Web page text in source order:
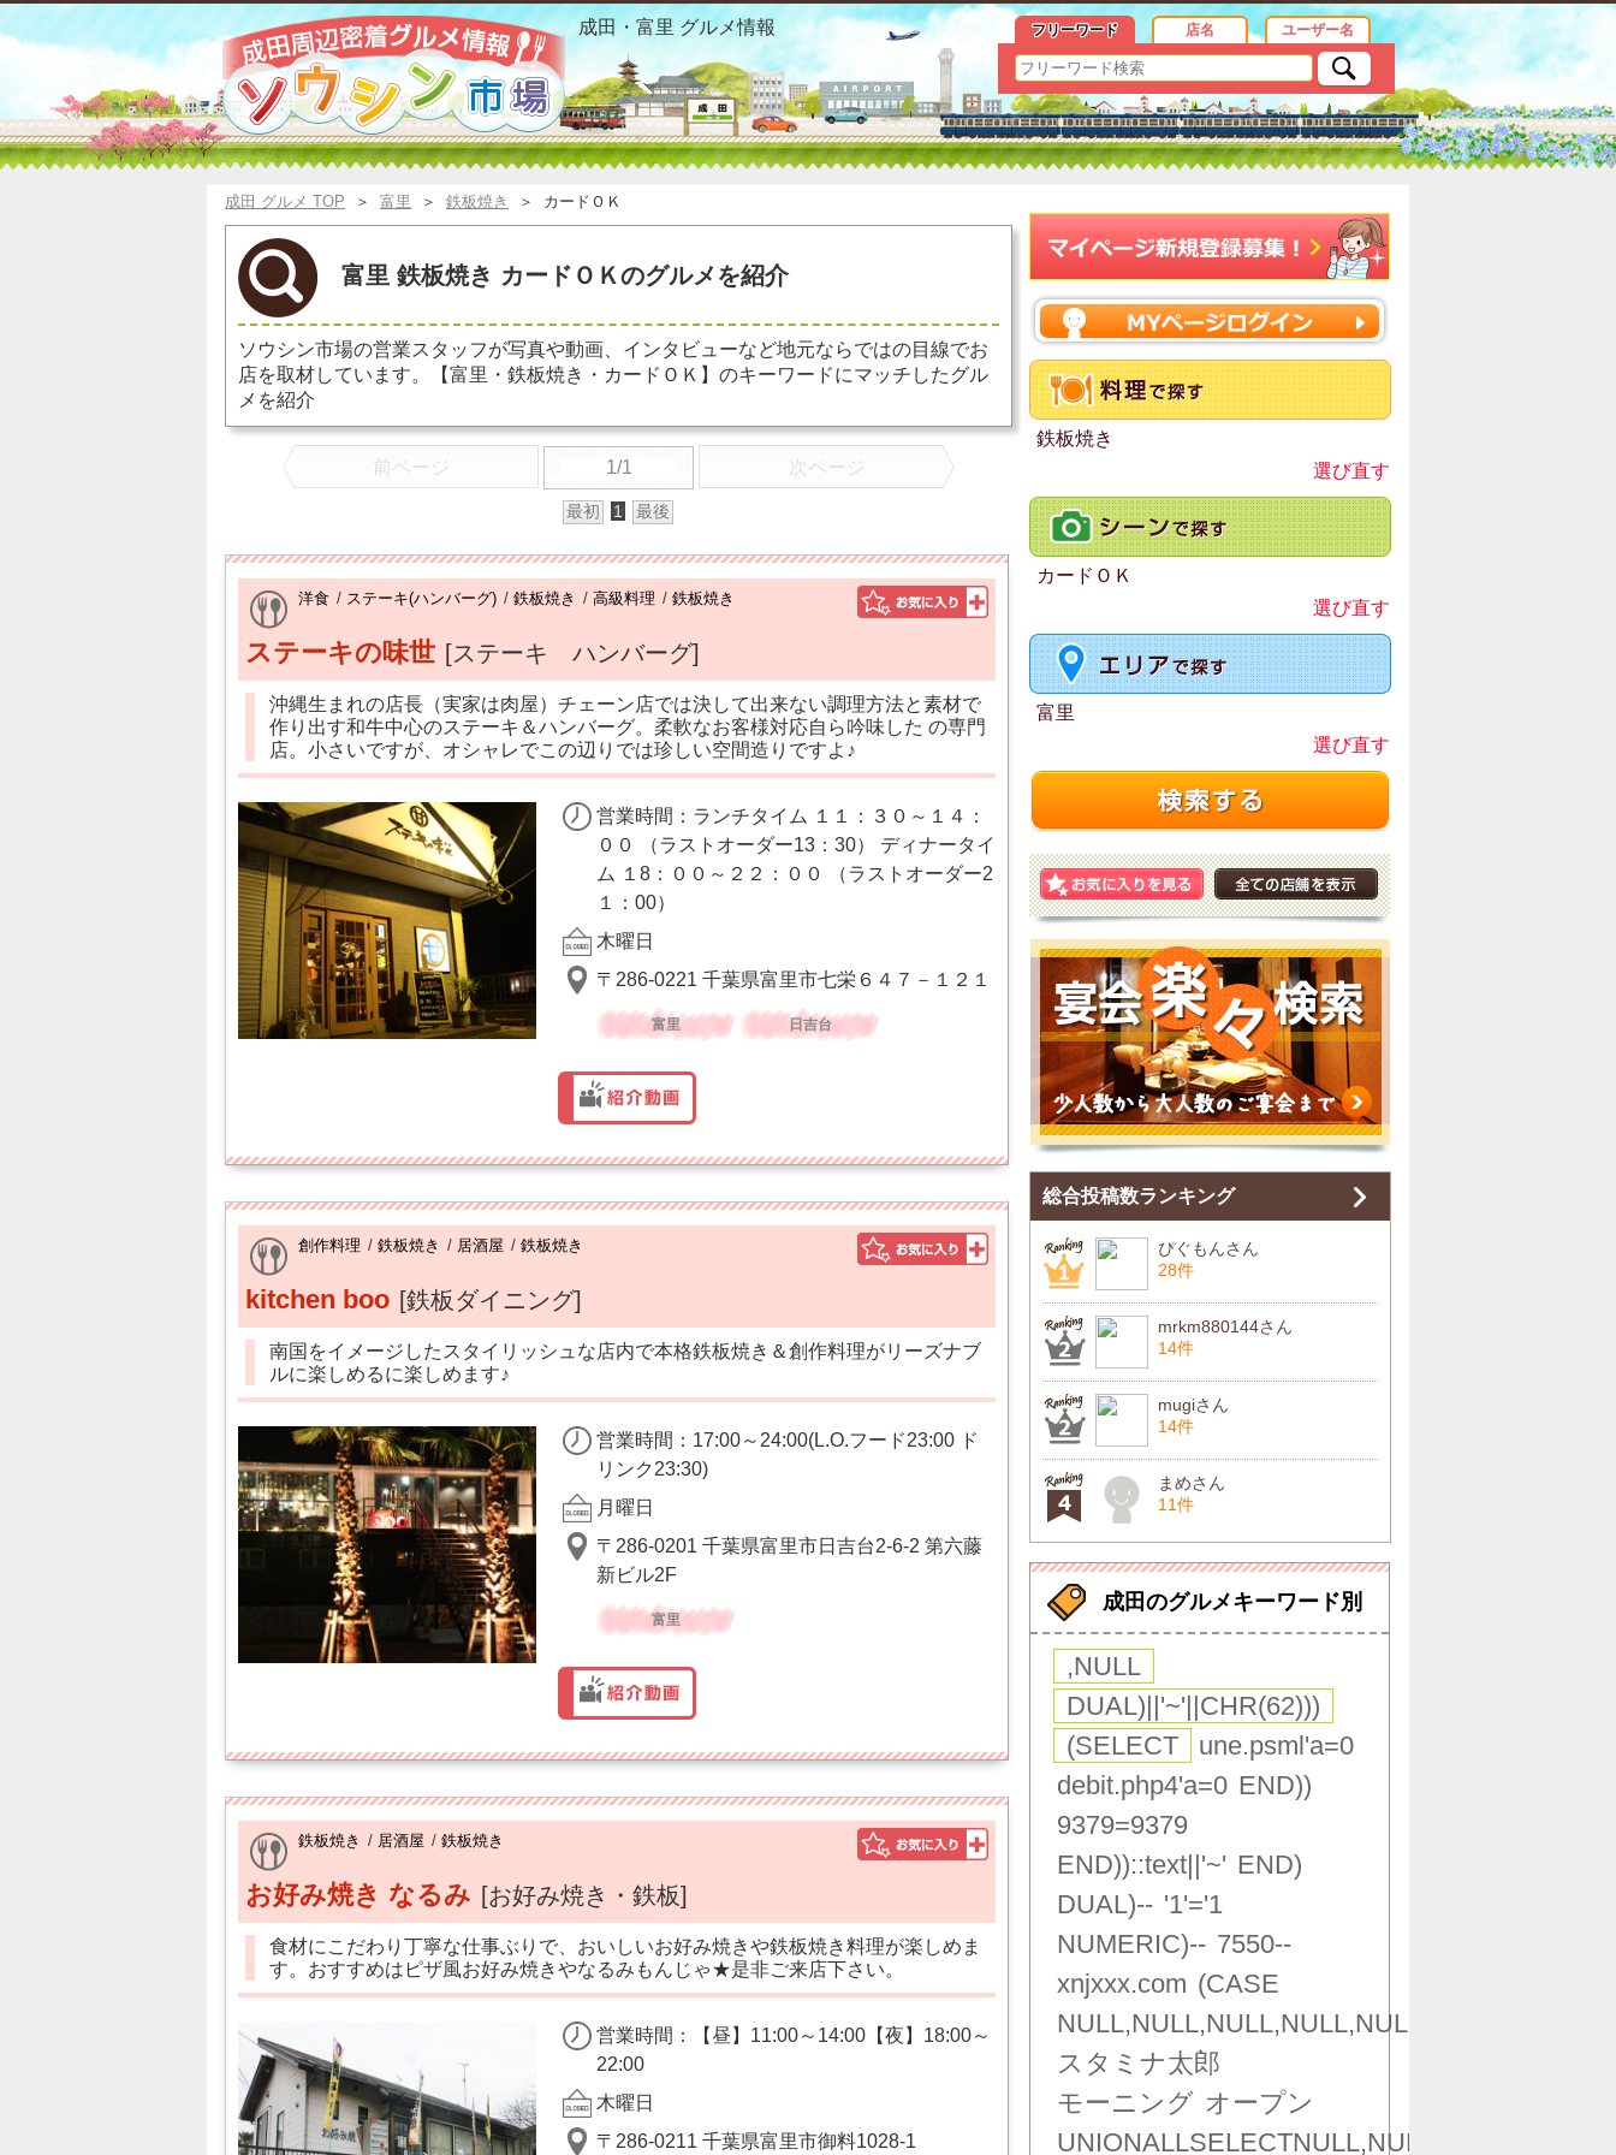
富里 鉄板焼き カードＯＫ お勧めグルメ おすすめ情報
成田・富里 グルメ情報 フリーワード 店名 ユーザー名
成田 グルメ TOP ＞ 富里 ＞ 鉄板焼き ＞ カードＯＫ
富里 鉄板焼き カードＯＫのグルメを紹介
ソウシン市場の営業スタッフが写真や動画、インタビューなど地元ならではの目線でお
店を取材しています。【富里・鉄板焼き・カードＯＫ】のキーワードにマッチしたグル
メを紹介
前ページ 1/1 次ページ
最初 1 最後
洋食 / ステーキ(ハンバーグ) / 鉄板焼き / 高級料理 / 鉄板焼き
ステーキの味世 [ステーキ ハンバーグ]
沖縄生まれの店長（実家は肉屋）チェーン店では決して出来ない調理方法と素材で
作り出す和牛中心のステーキ＆ハンバーグ。柔軟なお客様対応自ら吟味した の専門
店。小さいですが、オシャレでこの辺りでは珍しい空間造りですよ♪
営業時間：ランチタイム １１：３０～１４：
００ （ラストオーダー13：30） ディナータイ
ム １8：００～２２：００ （ラストオーダー2
１：00）
木曜日
〒286-0221 千葉県富里市七栄６４７－１２１
富里 日吉台
創作料理 / 鉄板焼き / 居酒屋 / 鉄板焼き
kitchen boo [鉄板ダイニング]
南国をイメージしたスタイリッシュな店内で本格鉄板焼き＆創作料理がリーズナブ
ルに楽しめるに楽しめます♪
営業時間：17:00～24:00(L.O.フード23:00 ド
リンク23:30)
月曜日
〒286-0201 千葉県富里市日吉台2-6-2 第六藤
新ビル2F
富里
鉄板焼き / 居酒屋 / 鉄板焼き
お好み焼き なるみ [お好み焼き・鉄板]
食材にこだわり丁寧な仕事ぶりで、おいしいお好み焼きや鉄板焼き料理が楽しめま
す。おすすめはピザ風お好み焼きやなるみもんじゃ★是非ご来店下さい。
営業時間：【昼】11:00～14:00【夜】18:00～
22:00
木曜日
〒286-0211 千葉県富里市御料1028-1
鉄板焼き
選び直す
カードＯＫ
選び直す
富里
選び直す
総合投稿数ランキング
ぴぐもんさん
28件
mrkm880144さん
14件
mugiさん
14件
まめさん
11件
成田のグルメキーワード別
,NULL
DUAL)||'~'||CHR(62)))
(SELECT
une.psml'a=0
debit.php4'a=0 END))
9379=9379
END))::text||'~' END)
DUAL)-- '1'='1
NUMERIC)-- 7550--
xnjxxx.com (CASE
スタミナ太郎
モーニング オープン